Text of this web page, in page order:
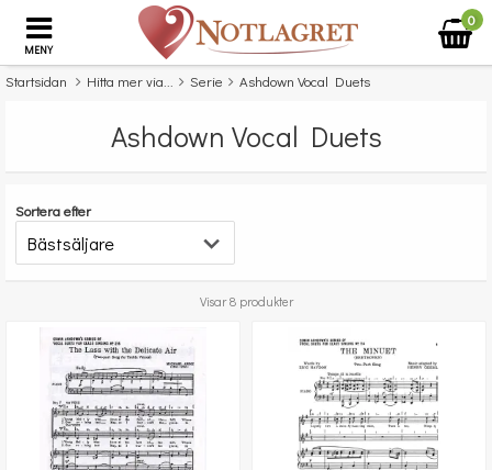
MENY
0
Startsidan Hitta mer via... Serie Ashdown Vocal Duets
Ashdown Vocal Duets
Sortera efter
Visar 8 produkter